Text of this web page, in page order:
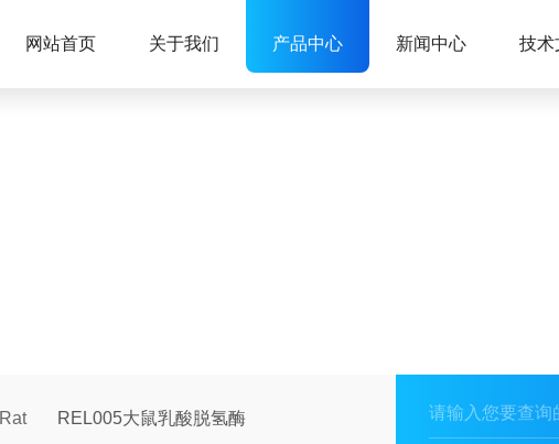
网站首页 关于我们 产品中心 新闻中心 技术
Rat REL005大鼠乳酸脱氢酶